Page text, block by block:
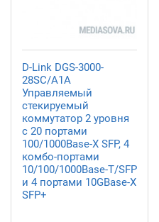
D-Link DGS-3000-
28SC/A1A
Управляемый
стекируемый
коммутатор 2 уровня
с 20 портами
100/1000Base-X SFP, 4
комбо-портами
10/100/1000Base-T/SFP
и 4 портами 10GBase-X
SFP+